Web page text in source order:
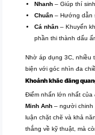
Nhanh – Giúp thí
Chuẩn – Hướng dẫn
Cá nhân – Khuyến
phần thi thành dấu
Nhờ áp dụng 3C, nhiều
biện với góc nhìn đa
Khoảnh khắc đăng
Điểm nhấn lớn nhất của
Minh Anh – người chinh
luận chặt chẽ và khả
thắng về kỹ thuật, mà